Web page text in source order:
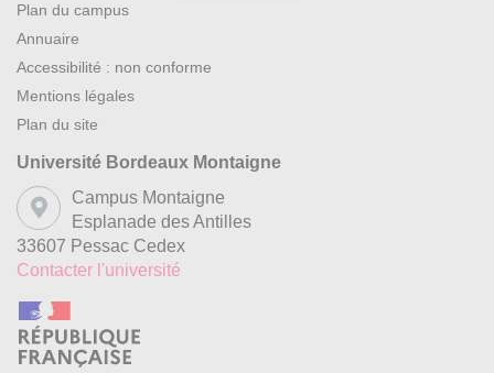
Plan du campus
Annuaire
Accessibilité : non conforme
Mentions légales
Plan du site
Université Bordeaux Montaigne
Campus Montaigne
Esplanade des Antilles
33607 Pessac Cedex
Contacter l'université